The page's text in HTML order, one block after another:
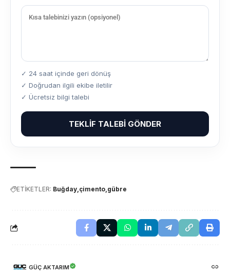
✓ 24 saat içinde geri dönüş
✓ Doğrudan ilgili ekibe iletilir
✓ Ücretsiz bilgi talebi
TEKLIF TALEBI GÖNDER
ETİKETLER: Buğday çimento gübre
GÜÇ AKTARIM